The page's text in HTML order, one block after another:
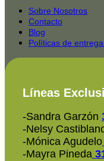
2025-
Sobre Nosotros
Contacto
Blog
Políticas de
Líneas
-Sandra Garzón
-Nelsy
-Mónica Agudelo
-Mayra Pineda